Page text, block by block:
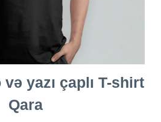
yazı çaplı T-shirt
Qara